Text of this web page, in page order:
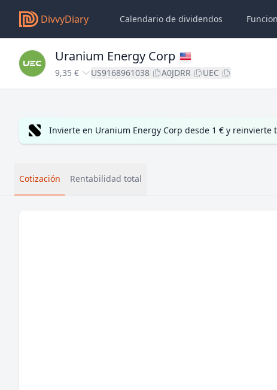
DivvyDiary Calendario de dividendos
Uranium Energy Corp
9,35 € US9168961038 A0JDRR UEC
Invierte en Uranium Energy Corp desde 1 € y
Cotización Rentabilidad total